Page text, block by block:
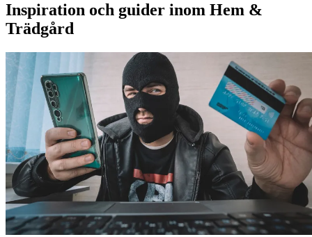
Inspiration och guider inom Hem &
Trädgård